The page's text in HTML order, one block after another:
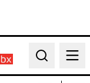
Search